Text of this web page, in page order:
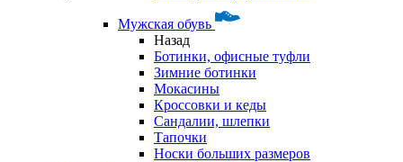
Мужская обувь
Назад
Ботинки, офисные туфли
Зимние ботинки
Мокасины
Кроссовки и кеды
Сандалии, шлепки
Тапочки
Носки больших размеров